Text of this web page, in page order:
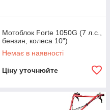
Мотоблок Forte 1050G (7 л.с.,
бензин, колеса 10")
Немає в наявності
Ціну уточнюйте